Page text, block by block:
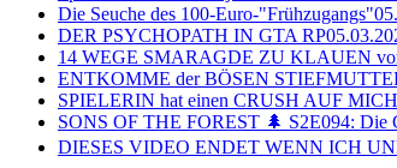
Die Seuche des 100-Euro-"Frühzugangs"
DER PSYCHOPATH IN GTA RP
14 WEGE SMARAGDE ZU KLAUEN
ENTKOMME der BÖSEN
SPIELERIN hat einen CRUSH AUF
SONS OF THE FOREST 🌲 S2E094:
DIESES VIDEO ENDET WENN ICH